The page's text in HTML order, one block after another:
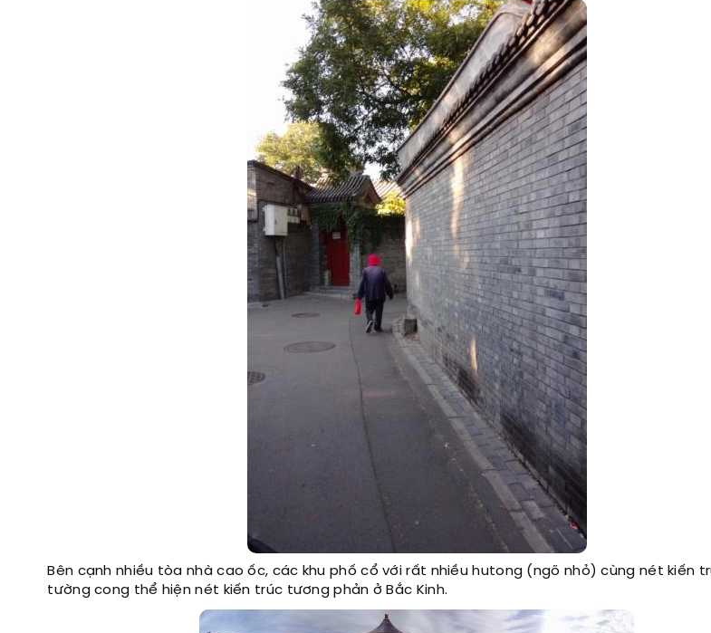
Bên cạnh nhiều tòa nhà cao ốc, các khu phố cổ với rất nhiều hutong (ngõ nhỏ) cùng nét kiến
tường cong thể hiện nét kiến trúc tương phản ở Bắc Kinh.